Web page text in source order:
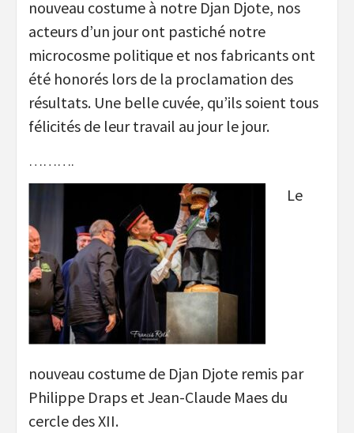
nouveau costume à notre Djan Djote, nos
acteurs d’un jour ont pastiché notre
microcosme politique et nos fabricants ont
été honorés lors de la proclamation des
résultats. Une belle cuvée, qu’ils soient tous
félicités de leur travail au jour le jour.
……….
Le
nouveau costume de Djan Djote remis par
Philippe Draps et Jean-Claude Maes du
cercle des XII.